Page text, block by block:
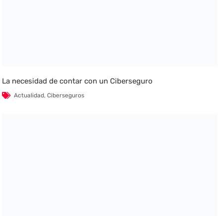
La necesidad de contar con un Ciberseguro
Actualidad,Ciberseguros